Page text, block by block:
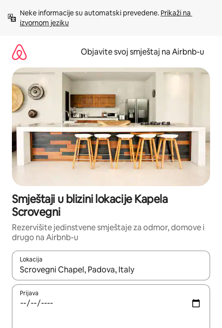
sadržaj
Neke informacije su automatski prevedene. Prikaži na
izvornom jeziku
Objavite svoj smještaj na Airbnb-u
Smještaji u blizini lokacije Kapela
Scrovegni
Rezervišite jedinstvene smještaje za odmor, domove i
drugo na Airbnb-u
Lokacija
Kad su rezultati dostupni, možete da se krećete kroz njih
Prijava